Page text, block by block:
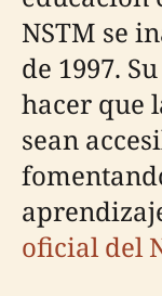
NSTM se
de 1997.
hacer que
sean
oficial del